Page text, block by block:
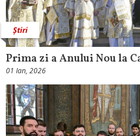
Știri
Prima zi a Anului Nou la
01 Ian, 2026